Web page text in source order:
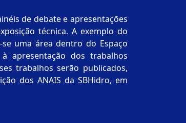
de debate e apresentações
do Espaço
apresentação dos trabalhos
publicados,
dos ANAIS da SBHidro, em